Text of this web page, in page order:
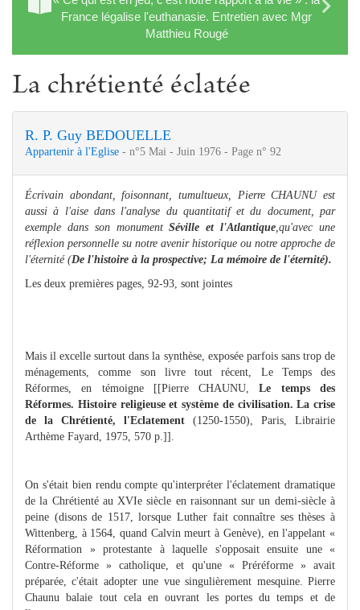
France légalise l'euthanasie. Entretien avec Mgr
Matthieu Rougé
La chrétienté éclatée
R. P. Guy BEDOUELLE
Appartenir à l'Eglise - n°5 Mai - Juin 1976 - Page n° 92
Écrivain abondant, foisonnant, tumultueux, Pierre CHAUNU est
aussi à l'aise dans l'analyse du quantitatif et du document, par
exemple dans son monumentSéville et l'Atlantique ,qu'avec une
réflexion personnelle su notre avenir historique ou notre approche de
l'éternité (De l'histoire à la prospective; La mémoire de l'éternité).
Les deux premières pages, 92-93, sont jointes
Mais il excelle surtout dans la synthèse, exposée parfois sans trop de
ménagements, comme son livre tout récent, Le Temps des
Réformes, en témoigne [[Pierre CHAUNU,Le temps des
Réformes. Histoire religieuse et système de civilisation. La crise
de la Chrétienté, l'Eclatement (1250-1550), Paris, Librairie
Arthème Fayard, 1975, 570 p.]].
On s'était bien rendu compte qu'interpréter l'éclatement dramatique
de la Chrétienté au XVIe siècle en raisonnant sur un demi-siècle à
peine (disons de 1517, lorsque Luther fait connaître ses thèses à
Wittenberg, à 1564, quand Calvin meurt à Genève), en l'appelant «
Réformation » protestante à laquelle s'opposait ensuite une «
Contre-Réforme » catholique, et qu'une « Préréforme » avait
préparée, c'était adopter une vue singulièrement mesquine. Pierre
Chaunu balaie tout cela en ouvrant les portes du temps et de